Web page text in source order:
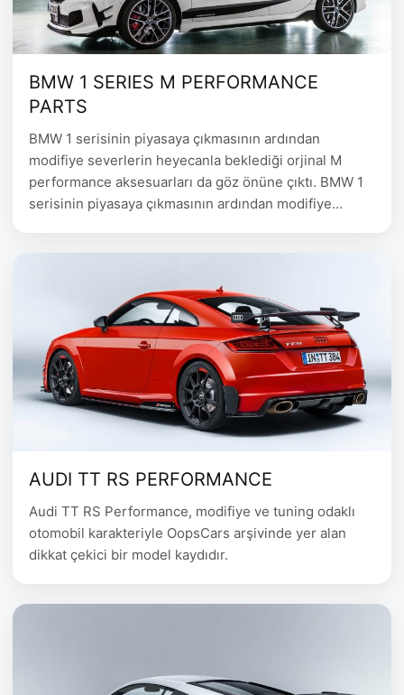
BMW 1 SERIES M PERFORMANCE
PARTS
BMW 1 serisinin piyasaya çıkmasının ardından
modifiye severlerin heyecanla beklediği orjinal M
performance aksesuarları da göz önüne çıktı. BMW 1
serisinin piyasaya çıkmasının ardından modifiye
AUDI TT RS PERFORMANCE
Audi TT RS Performance, modifiye ve tuning odaklı
otomobil karakteriyle OopsCars arşivinde yer alan
dikkat çekici bir model kaydıdır.